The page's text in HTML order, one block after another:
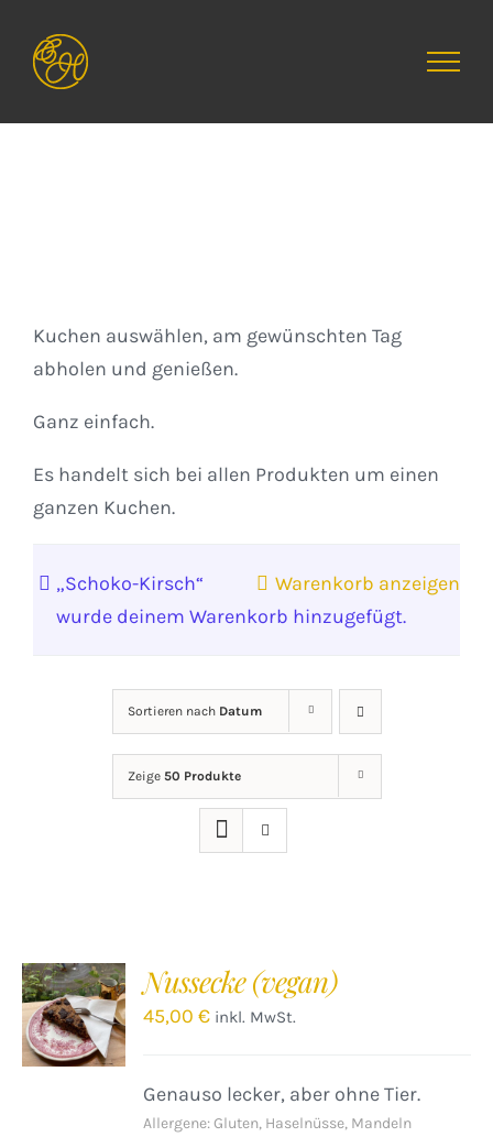
Inhalt
springen
Kuchen auswählen, am gewünschten Tag
abholen und genießen.
Ganz einfach.
Es handelt sich bei allen Produkten um einen
ganzen Kuchen.
Warenkorb anzeigen
„Schoko-Kirsch“
wurde deinem Warenkorb hinzugefügt.
Sortieren nach Datum
Zeige 50 Produkte
IN DEN
WARENKORB
/
DETAILS
Nussecke (vegan)
45,00€ inkl. MwSt.
Genauso lecker, aber ohne Tier.
Allergene: Gluten, Haselnüsse, Mandeln